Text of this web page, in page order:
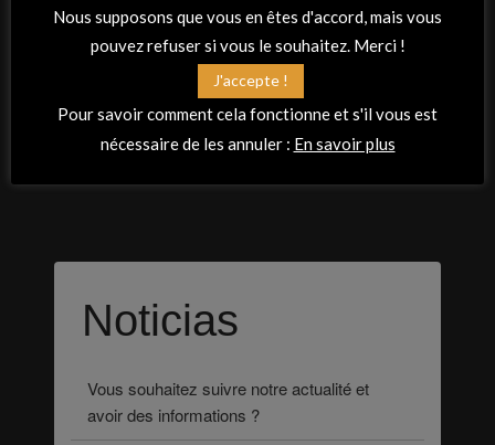
Virginie MARCHAND PASCON/Laura MOLINA
Sandrine ALLANO
Noticias
Vous souhaitez suivre notre actualité et
avoir des informations ?
Nous supposons que vous en êtes d'accord, mais vous
pouvez refuser si vous le souhaitez. Merci !
J'accepte !
Pour savoir comment cela fonctionne et s'il vous est
nécessaire de les annuler : En savoir plus